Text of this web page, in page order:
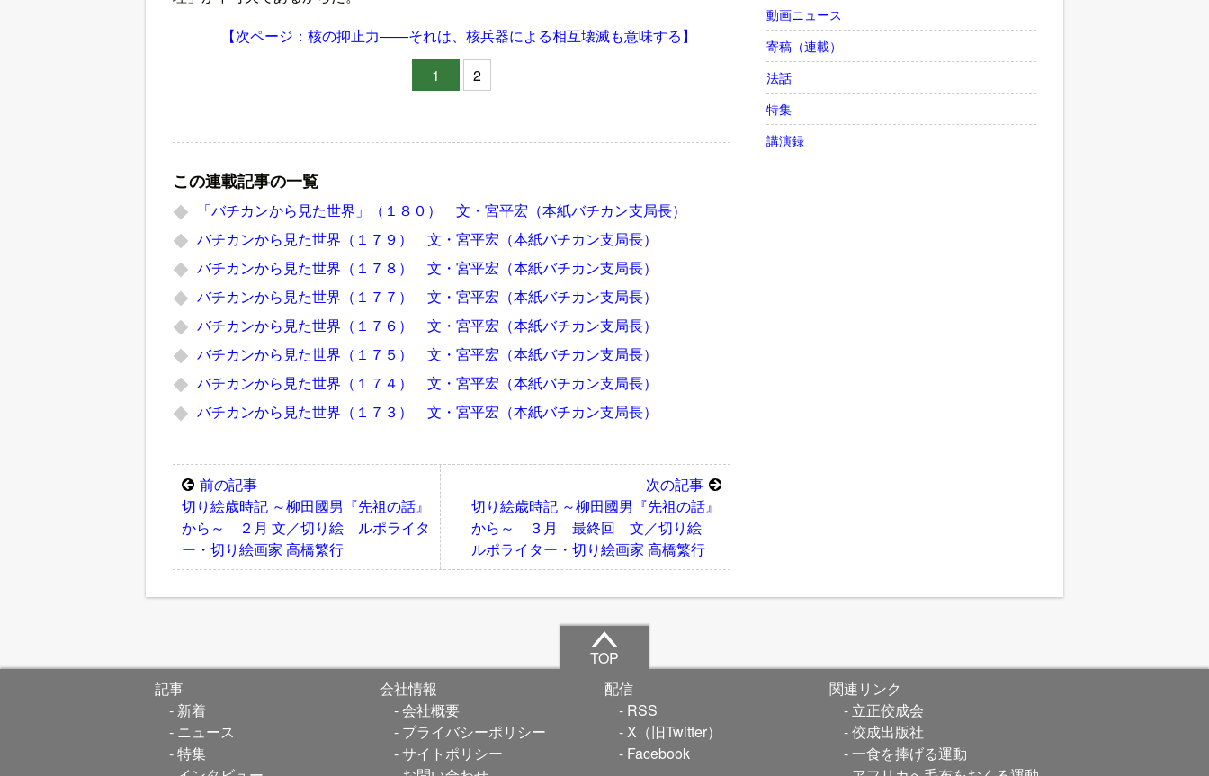
【次ページ：核の抑止力――それは、核兵器による相互壊滅も意味する】
1
2
この連載記事の一覧
「バチカンから見た世界」（１８０） 文・宮平宏（本紙バチカン支局長）
バチカンから見た世界（１７９） 文・宮平宏（本紙バチカン支局長）
バチカンから見た世界（１７８） 文・宮平宏（本紙バチカン支局長）
バチカンから見た世界（１７７） 文・宮平宏（本紙バチカン支局長）
バチカンから見た世界（１７６） 文・宮平宏（本紙バチカン支局長）
バチカンから見た世界（１７５） 文・宮平宏（本紙バチカン支局長）
バチカンから見た世界（１７４） 文・宮平宏（本紙バチカン支局長）
バチカンから見た世界（１７３） 文・宮平宏（本紙バチカン支局長）
前の記事
切り絵歳時記 ～柳田國男『先祖の話』
から～ ２月 文／切り絵 ルポライタ
ー・切り絵画家 高橋繁行
次の記事
切り絵歳時記 ～柳田國男『先祖の話』
から～ ３月 最終回 文／切り絵
ルポライター・切り絵画家 高橋繁行
動画ニュース
寄稿（連載）
法話
特集
講演録
TOP
記事
新着
ニュース
特集
会社情報
会社概要
プライバシーポリシー
サイトポリシー
配信
RSS
X（旧Twitter）
Facebook
関連リンク
立正佼成会
佼成出版社
一食を捧げる運動